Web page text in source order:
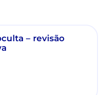
– revisão